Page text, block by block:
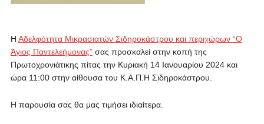
Η Αδελφότητα Μικρασιατών Σιδηροκάστρου και περιχώρων “Ο
Άγιος Παντελεήμονας”σας προσκαλεί στην κοπή της
Πρωτοχρονιάτικης πίτας την Κυριακή 14 Ιανουαρίου 2024 και
ώρα 11:00 στην αίθουσα του Κ.Α.Π.Η Σιδηροκάστρου.
Η παρουσία σας θα μας τιμήσει ιδιαίτερα.